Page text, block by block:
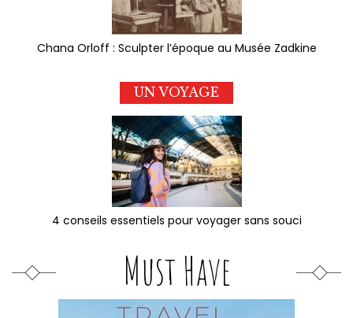
Chana Orloff : Sculpter l’époque au Musée Zadkine
UN VOYAGE
4 conseils essentiels pour voyager sans souci
Must Have